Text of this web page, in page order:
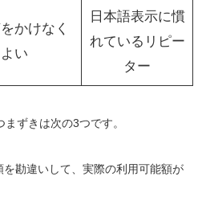
かけなく
い
日本語表示に慣
れているリピー
ター
ずきは次の3つです。
勘違いして、実際の利用可能額が